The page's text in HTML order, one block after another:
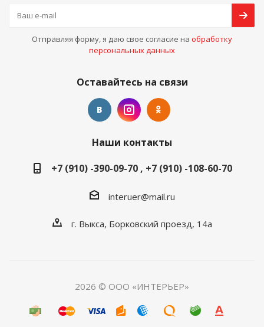
Отправляя форму, я даю свое согласие на обработку
персональных данных
Оставайтесь на связи
Наши контакты
+7 (910) -390-09-70 , +7 (910) -108-60-70
interuer@mail.ru
г. Выкса, Борковский проезд, 14а
2026 © ООО «ИНТЕРЬЕР»